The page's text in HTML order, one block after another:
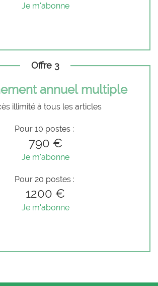
Je m'abonne
Offre 3
annuel multiple
illimité à tous les articles
Pour 10 postes :
790 €
Je m'abonne
Pour 20 postes :
1200 €
Je m'abonne